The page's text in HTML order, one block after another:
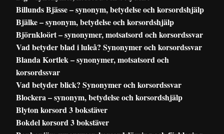
Billunds Bjässe – synonym, betydelse och korsordshjälp
Bjälke – synonym, betydelse och korsordshjälp
Björnkloört – synonymer, motsatsord och korsordssvar
Vad betyder blad i luleå? Synonymer och korsordssvar
Blanda Kortlek – synonymer, motsatsord och
korsordssvar
Vad betyder blick? Synonymer och korsordssvar
Blockera – synonym, betydelse och korsordshjälp
Blyton korsord 3 bokstäver
Bokdel korsord 3 bokstäver